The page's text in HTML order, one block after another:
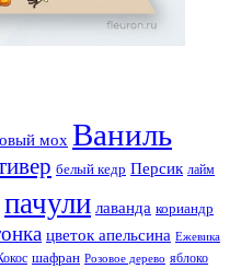
мох Ваниль
белый кедр Персик лайм
пачули лаванда кориандр
цветок апельсина Ежевика
шафран Розовое дерево яблоко